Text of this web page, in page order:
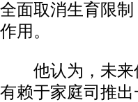
全面取消生育限
作用。
他认为，未来
有赖于家庭司推